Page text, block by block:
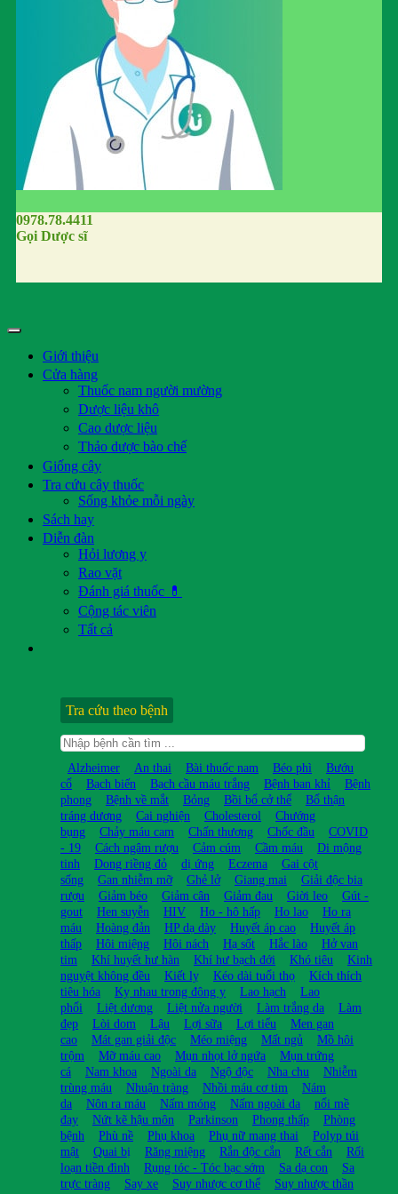
0978.78.4411
Gọi Dược sĩ
Giới thiệu
Cửa hàng
Thuốc nam người mường
Dược liệu khô
Cao dược liệu
Thảo dược bào chế
Giống cây
Tra cứu cây thuốc
Sống khỏe mỗi ngày
Sách hay
Diễn đàn
Hỏi lương y
Rao vặt
Đánh giá thuốc 💊
Cộng tác viên
Tất cả
Tra cứu theo bệnh
Alzheimer An thai Bài thuốc nam Béo phì
Bướu
cổ
Bạch biến Bạch cầu máu trắng Bệnh ban khỉ
Bệnh
phong
Bệnh về mắt Bỏng Bồi bổ cở thể
Bổ thận
tráng dương
Cai nghiện Cholesterol
Chướng
bụng
Chảy máu cam Chấn thương Chốc đầu
COVID
- 19
Cách ngâm rượu Cảm cúm Cầm máu
Di mộng
tinh
Dong riềng đỏ dị ứng Eczema
Gai cột
sống
Gan nhiễm mỡ Ghẻ lở Giang mai
Giải độc bia
rượu
Giảm béo Giảm cân Giảm đau Giời leo
Gút -
gout
Hen suyễn HIV Ho - hô hấp Ho lao
Ho ra
máu
Hoàng đản HP dạ dày Huyết áp cao
Huyết áp
thấp
Hôi miệng Hôi nách Hạ sốt Hắc lào
Hở van
tim
Khí huyết hư hàn Khí hư bạch đới Khó tiêu
Kinh
nguyệt không đều
Kiết lỵ Kéo dài tuổi thọ
Kích thích
tiêu hóa
Kỵ nhau trong đông y Lao hạch
Lao
phổi
Liệt dương Liệt nửa người Làm trắng da
Làm
đẹp
Lòi dom Lậu Lợi sữa Lợi tiểu
Men gan
cao
Mát gan giải độc Méo miệng Mất ngủ
Mồ hôi
trộm
Mỡ máu cao Mụn nhọt lở ngứa
Mụn trứng
cá
Nam khoa Ngoài da Ngộ độc Nha chu
Nhiễm
trùng máu
Nhuận tràng Nhồi máu cơ tim
Nám
da
Nôn ra máu Nấm móng Nấm ngoài da
nổi mề
đay
Nứt kẽ hậu môn Parkinson Phong thấp
Phòng
bệnh
Phù nề Phụ khoa Phụ nữ mang thai
Polyp túi
mật
Quai bị Răng miệng Rắn độc cắn Rết cắn
Rối
loạn tiền đình
Rụng tóc - Tóc bạc sớm Sa dạ con
Sa
trực tràng
Say xe Suy nhược cơ thể
Suy nhược thần